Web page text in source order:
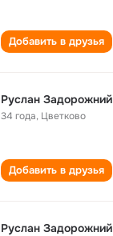
Добавить в друзья
Руслан Задорожний
34 года, Цветково
Добавить в друзья
Руслан Задорожний